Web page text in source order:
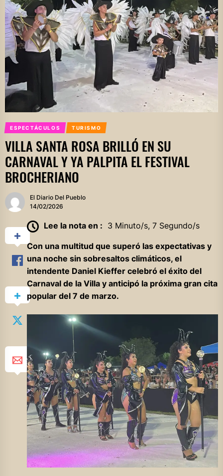
ESPECTÁCULOS TURISMO
VILLA SANTA ROSA BRILLÓ EN SU
CARNAVAL Y YA PALPITA EL FESTIVAL
BROCHERIANO
El Diario Del Pueblo
14/02/2026
Lee la nota en : 3 Minuto/s, 7 Segundo/s
Con una multitud que superó las expectativas y
una noche sin sobresaltos climáticos, el
intendente Daniel Kieffer celebró el éxito del
Carnaval de la Villa y anticipó la próxima gran cita
popular del 7 de marzo.